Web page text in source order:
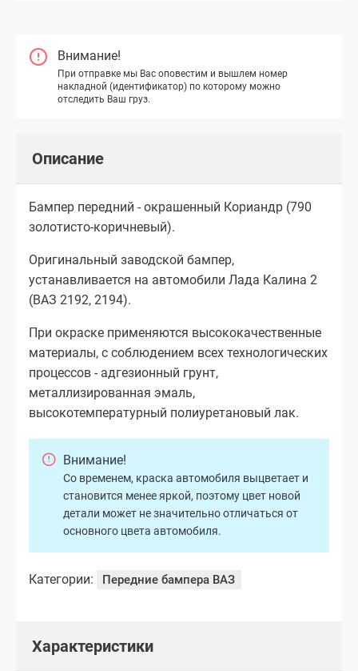
Внимание!
При отправке мы Вас оповестим и вышлем номер
накладной (идентификатор) по которому можно
отследить Ваш груз.
Описание
Бампер передний - окрашенный Кориандр (790
золотисто-коричневый).
Оригинальный заводской бампер,
устанавливается на автомобили Лада Калина 2
(ВАЗ 2192, 2194).
При окраске применяются высококачественные
материалы, с соблюдением всех технологических
процессов - адгезионный грунт,
металлизированная эмаль,
высокотемпературный полиуретановый лак.
Внимание!
Со временем, краска автомобиля выцветает и
становится менее яркой, поэтому цвет новой
детали может не значительно отличаться от
основного цвета автомобиля.
Категории: Передние бампера ВАЗ
Характеристики